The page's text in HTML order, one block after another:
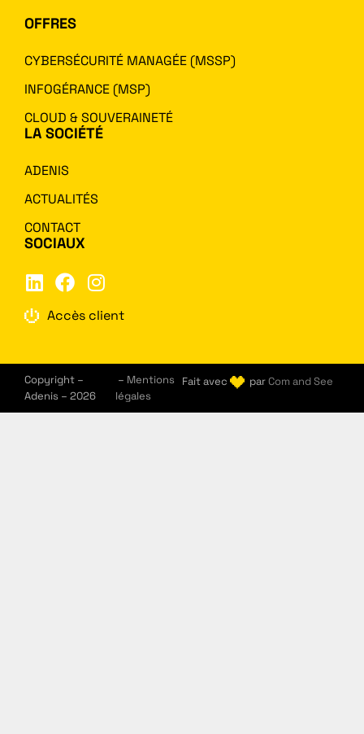
OFFRES
CYBERSÉCURITÉ MANAGÉE (MSSP)
INFOGÉRANCE (MSP)
CLOUD & SOUVERAINETÉ
LA SOCIÉTÉ
ADENIS
ACTUALITÉS
CONTACT
SOCIAUX
Accès client
Copyright –
Adenis – 2026
– Mentions
légales
Fait avec parCom and See